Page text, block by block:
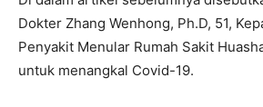
Dokter Zhang Wenhong, Ph.D, 51,
Penyakit Menular Rumah Sakit
untuk menangkal Covid-19.